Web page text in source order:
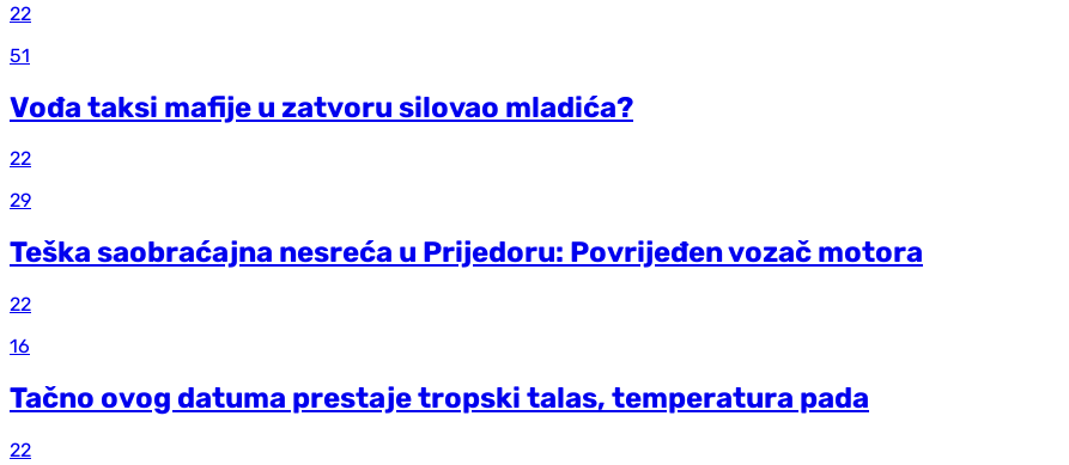
22
51
Vođa taksi mafije u zatvoru silovao mladića?
22
29
Teška saobraćajna nesreća u Prijedoru: Povrijeđen vozač motora
22
16
Tačno ovog datuma prestaje tropski talas, temperatura pada
22